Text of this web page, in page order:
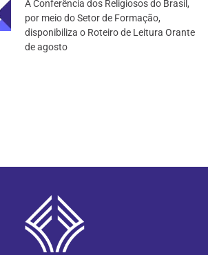
A Conferência dos Religiosos do Brasil,
por meio do Setor de Formação,
disponibiliza o Roteiro de Leitura Orante
de agosto